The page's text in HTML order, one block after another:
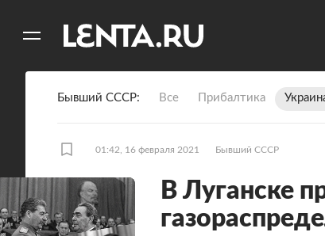
Бывший СССР Все Прибалтика
01:42, 16 февраля 2021 Бывший СССР
В Луганске